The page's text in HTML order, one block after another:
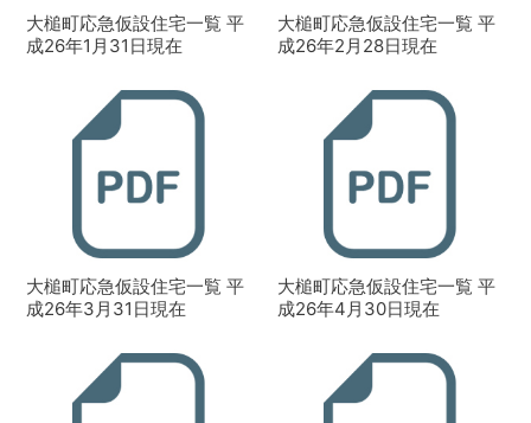
大槌町応急仮設住宅一覧 平
成26年1月31日現在
大槌町応急仮設住宅一覧 平
成26年2月28日現在
大槌町応急仮設住宅一覧 平
成26年3月31日現在
大槌町応急仮設住宅一覧 平
成26年4月30日現在